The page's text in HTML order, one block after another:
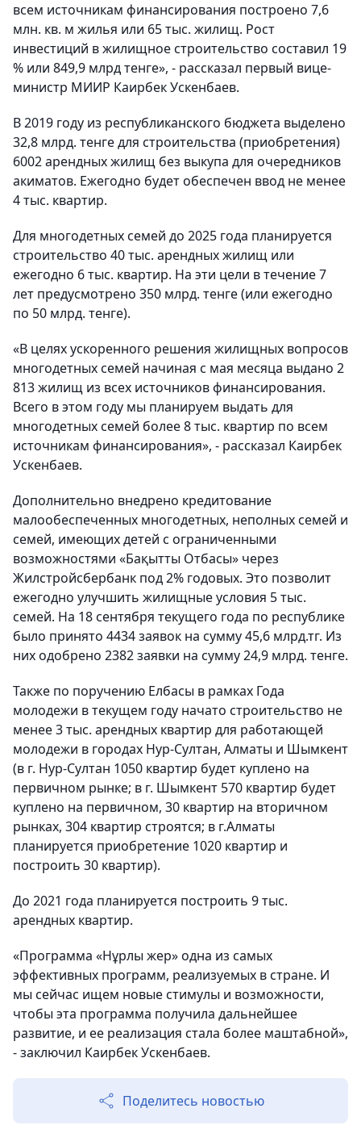
всем источникам финансирования построено 7,6
млн. кв. м жилья или 65 тыс. жилищ. Рост
инвестиций в жилищное строительство составил 19
% или 849,9 млрд тенге», - рассказал первый вице-
министр МИИР Каирбек Ускенбаев.
В 2019 году из республиканского бюджета выделено
32,8 млрд. тенге для строительства (приобретения)
6002 арендных жилищ без выкупа для очередников
акиматов. Ежегодно будет обеспечен ввод не менее
4 тыс. квартир.
Для многодетных семей до 2025 года планируется
строительство 40 тыс. арендных жилищ или
ежегодно 6 тыс. квартир. На эти цели в течение 7
лет предусмотрено 350 млрд. тенге (или ежегодно
по 50 млрд. тенге).
«В целях ускоренного решения жилищных вопросов
многодетных семей начиная с мая месяца выдано 2
813 жилищ из всех источников финансирования.
Всего в этом году мы планируем выдать для
многодетных семей более 8 тыс. квартир по всем
источникам финансирования», - рассказал Каирбек
Ускенбаев.
Дополнительно внедрено кредитование
малообеспеченных многодетных, неполных семей и
семей, имеющих детей с ограниченными
возможностями «Бақытты Отбасы» через
Жилстройсбербанк под 2% годовых. Это позволит
ежегодно улучшить жилищные условия 5 тыс.
семей. На 18 сентября текущего года по республике
было принято 4434 заявок на сумму 45,6 млрд.тг. Из
них одобрено 2382 заявки на сумму 24,9 млрд. тенге.
Также по поручению Елбасы в рамках Года
молодежи в текущем году начато строительство не
менее 3 тыс. арендных квартир для работающей
молодежи в городах Нур-Султан, Алматы и Шымкент
(в г. Нур-Султан 1050 квартир будет куплено на
первичном рынке; в г. Шымкент 570 квартир будет
куплено на первичном, 30 квартир на вторичном
рынках, 304 квартир строятся; в г.Алматы
планируется приобретение 1020 квартир и
построить 30 квартир).
До 2021 года планируется построить 9 тыс.
арендных квартир.
«Программа «Нұрлы жер» одна из самых
эффективных программ, реализуемых в стране. И
мы сейчас ищем новые стимулы и возможности,
чтобы эта программа получила дальнейшее
развитие, и ее реализация стала более маштабной»,
- заключил Каирбек Ускенбаев.
Поделитесь новостью